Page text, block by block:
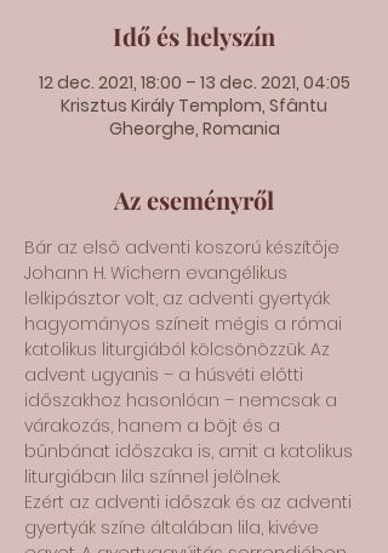
Idő és helyszín
12 dec. 2021, 18:00 – 13 dec. 2021, 04:05
Krisztus Király Templom, Sfântu
Gheorghe, Romania
Az eseményről
Bár az első adventi koszorú készítője
Johann H. Wichern evangélikus
lelkipásztor volt, az adventi gyertyák
hagyományos színeit mégis a római
katolikus liturgiából kölcsönözzük. Az
advent ugyanis – a húsvéti előtti
időszakhoz hasonlóan – nemcsak a
várakozás, hanem a böjt és a
bűnbánat időszaka is, amit a katolikus
liturgiában lila színnel jelölnek.
Ezért az adventi időszak és az adventi
gyertyák színe általában lila, kivéve